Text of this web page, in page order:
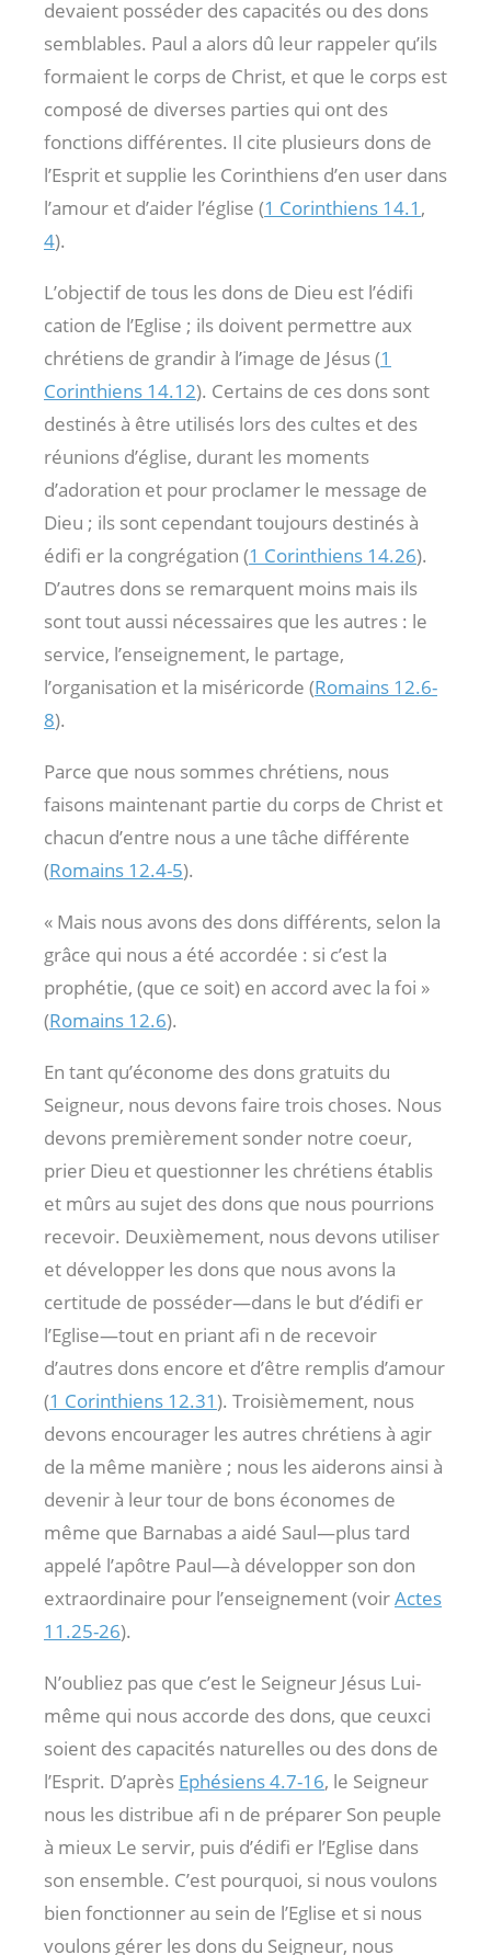
devaient posséder des capacités ou des dons
semblables. Paul a alors dû leur rappeler qu’ils
formaient le corps de Christ, et que le corps est
composé de diverses parties qui ont des
fonctions différentes. Il cite plusieurs dons de
l’Esprit et supplie les Corinthiens d’en user dans
l’amour et d’aider l’église (1 Corinthiens 14.1 ,
4).
L’objectif de tous les dons de Dieu est l’édifi
cation de l’Eglise ; ils doivent permettre aux
chrétiens de grandir à l’image de Jésus (1
Corinthiens 14.12). Certains de ces dons sont
destinés à être utilisés lors des cultes et des
réunions d’église, durant les moments
d’adoration et pour proclamer le message de
Dieu ; ils sont cependant toujours destinés à
édifi er la congrégation (1 Corinthiens 14.26).
D’autres dons se remarquent moins mais ils
sont tout aussi nécessaires que les autres : le
service, l’enseignement, le partage,
l’organisation et la miséricorde (Romains 12.6-
8).
Parce que nous sommes chrétiens, nous
faisons maintenant partie du corps de Christ et
chacun d’entre nous a une tâche différente
(Romains 12.4-5).
« Mais nous avons des dons différents, selon la
grâce qui nous a été accordée : si c’est la
prophétie, (que ce soit) en accord avec la foi »
(Romains 12.6).
En tant qu’économe des dons gratuits du
Seigneur, nous devons faire trois choses. Nous
devons premièrement sonder notre coeur,
prier Dieu et questionner les chrétiens établis
et mûrs au sujet des dons que nous pourrions
recevoir. Deuxièmement, nous devons utiliser
et développer les dons que nous avons la
certitude de posséder—dans le but d’édifi er
l’Eglise—tout en priant afi n de recevoir
d’autres dons encore et d’être remplis d’amour
(1 Corinthiens 12.31). Troisièmement, nous
devons encourager les autres chrétiens à agir
de la même manière ; nous les aiderons ainsi à
devenir à leur tour de bons économes de
même que Barnabas a aidé Saul—plus tard
appelé l’apôtre Paul—à développer son don
extraordinaire pour l’enseignement (voirActes
11.25-26).
N’oubliez pas que c’est le Seigneur Jésus Lui-
même qui nous accorde des dons, que ceuxci
soient des capacités naturelles ou des dons de
l’Esprit. D’après Ephésiens 4.7-16, le Seigneur
nous les distribue afi n de préparer Son peuple
à mieux Le servir, puis d’édifi er l’Eglise dans
son ensemble. C’est pourquoi, si nous voulons
bien fonctionner au sein de l’Eglise et si nous
voulons gérer les dons du Seigneur, nous